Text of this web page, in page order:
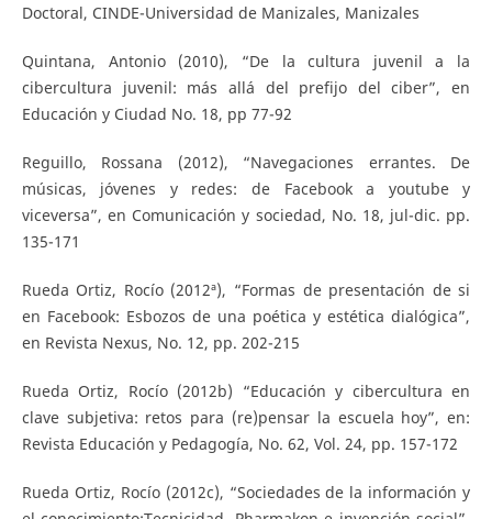
Doctoral, CINDE-Universidad de Manizales, Manizales
Quintana, Antonio (2010), “De la cultura juvenil a la
cibercultura juvenil: más allá del prefijo del ciber”, en
Educación y Ciudad No. 18, pp 77-92
Reguillo, Rossana (2012), “Navegaciones errantes. De
músicas, jóvenes y redes: de Facebook a youtube y
viceversa”, en Comunicación y sociedad, No. 18, jul-dic. pp.
135-171
Rueda Ortiz, Rocío (2012ª), “Formas de presentación de si
en Facebook: Esbozos de una poética y estética dialógica”,
en Revista Nexus, No. 12, pp. 202-215
Rueda Ortiz, Rocío (2012b) “Educación y cibercultura en
clave subjetiva: retos para (re)pensar la escuela hoy”, en:
Revista Educación y Pedagogía, No. 62, Vol. 24, pp. 157-172
Rueda Ortiz, Rocío (2012c), “Sociedades de la información y